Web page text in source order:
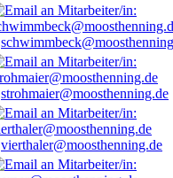
strohmaier@moosthenning.de
vierthaler@moosthenning.de